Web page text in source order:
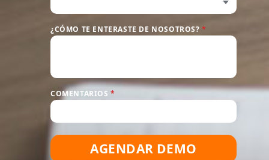
¿CÓMO TE ENTERASTE DE NOSOTROS? *
COMENTARIOS *
AGENDAR DEMO